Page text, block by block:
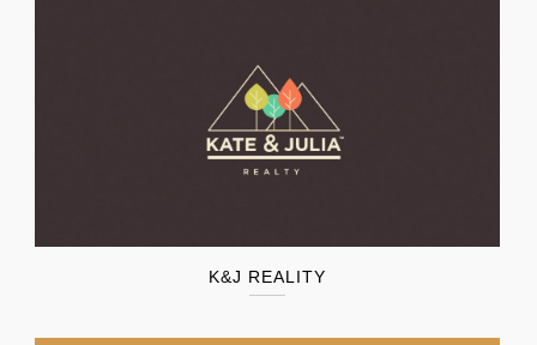
K&J REALITY